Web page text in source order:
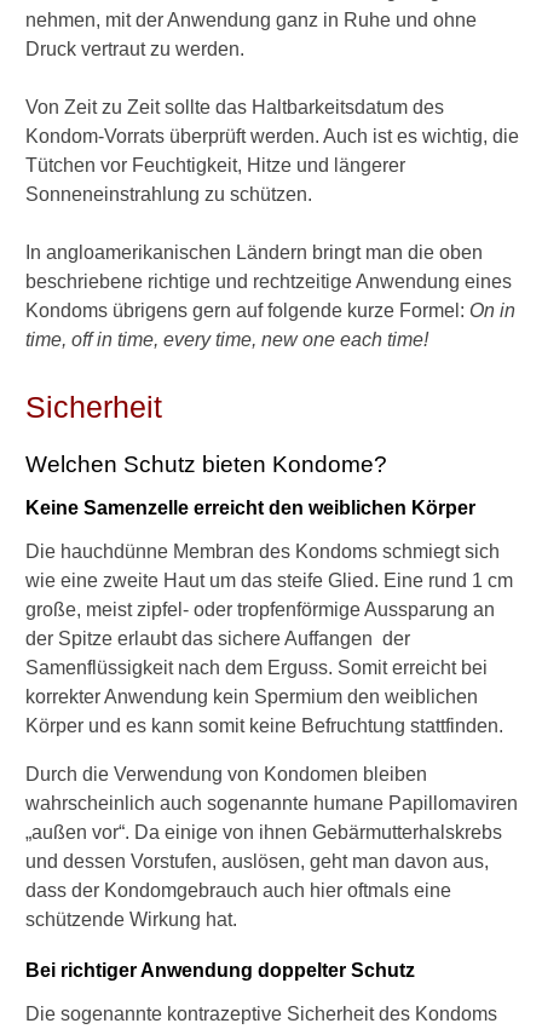
nehmen, mit der Anwendung ganz in Ruhe und ohne
Druck vertraut zu werden.
Von Zeit zu Zeit sollte das Haltbarkeitsdatum des
Kondom-Vorrats überprüft werden. Auch ist es wichtig, die
Tütchen vor Feuchtigkeit, Hitze und längerer
Sonneneinstrahlung zu schützen.
In angloamerikanischen Ländern bringt man die oben
beschriebene richtige und rechtzeitige Anwendung eines
Kondoms übrigens gern auf folgende kurze Formel: On in
time, off in time, every time, new one each time!
Sicherheit
Welchen Schutz bieten Kondome?
Keine Samenzelle erreicht den weiblichen Körper
Die hauchdünne Membran des Kondoms schmiegt sich
wie eine zweite Haut um das steife Glied. Eine rund 1 cm
große, meist zipfel- oder tropfenförmige Aussparung an
der Spitze erlaubt das sichere Auffangen der
Samenflüssigkeit nach dem Erguss. Somit erreicht bei
korrekter Anwendung kein Spermium den weiblichen
Körper und es kann somit keine Befruchtung stattfinden.
Durch die Verwendung von Kondomen bleiben
wahrscheinlich auch sogenannte humane Papillomaviren
„außen vor“. Da einige von ihnen Gebärmutterhalskrebs
und dessen Vorstufen, auslösen, geht man davon aus,
dass der Kondomgebrauch auch hier oftmals eine
schützende Wirkung hat.
Bei richtiger Anwendung doppelter Schutz
Die sogenannte kontrazeptive Sicherheit des Kondoms
l
l
r
i
e
v
r
e
n
d
?
W
e
u
n
k
t
o
n
i
r
t
d
s
K
o
d
m